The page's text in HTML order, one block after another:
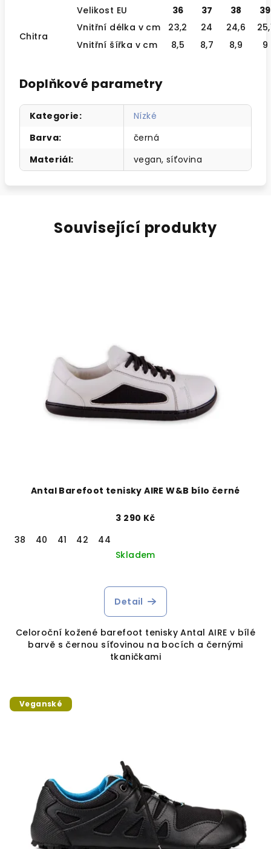
Velikost EU
36 37 38 39
Chitra
Vnitřní délka v cm 23,2 24 24,6
Vnitřní šířka v cm
8,5 8,7 8,9 9
Doplňkové parametry
Kategorie:
Nízké
Barva:
černá
Materiál: vegan, síťovina
Související produkty
Antal Barefoot tenisky AIRE W&B bílo černé
3 290 Kč
38
40 41 42
44
Skladem
Detail
Celoroční kožené barefoot tenisky Antal AIRE v bílé
barvě s černou síťovinou na bocích a černými
tkaničkami
Veganské